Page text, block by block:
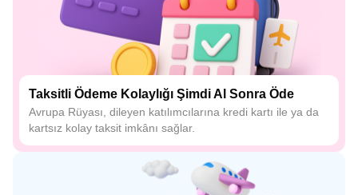
Taksitli Ödeme Kolaylığı Şimdi Al Sonra Öde
Avrupa Rüyası, dileyen katılımcılarına kredi kartı ile ya da
kartsız kolay taksit imkânı sağlar.